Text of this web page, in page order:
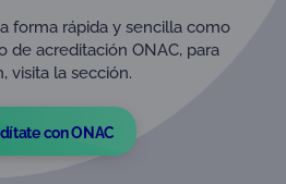
forma rápida y sencilla como
de acreditación ONAC, para
visita la sección.
con ONAC